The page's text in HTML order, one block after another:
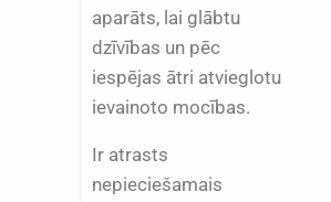
aparāts, lai glābtu
dzīvības un pēc
iespējas ātri atvieglotu
ievainoto mocības.
Ir atrasts
nepieciešamais